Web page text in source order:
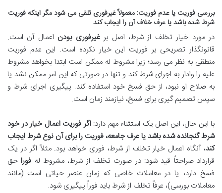
بررسی فوریت یا عدم فوریت: معمولاً غیرفوری تلقی می شود مگر اینکه فوریت
شرط شده باشد یا عرف خلاف آن را ایجاب کند
در مورد خیار تخلف از شرط، اصل برغیرفوری بودن اعمال آن است.
قانونگذار تصریحی بر فوریت این خیار نکرده است. این عدم فوریت
منطقی به نظر می رسد؛ زیرا مشروط له ممکن است ابتدا بخواهد مشروط
علیه را وادار به اجرای شرط کند و تنها در صورتی که این امر ممکن نشد یا
به صلاح او نبود، از حق فسخ خود استفاده کند. پیگیری اجرای شرط و
سپس تصمیم گیری برای فسخ، نیازمند زمان است.
با این حال، این اصل یک استثناء مهم دارد:اگر فوریت اعمال خیار در خود
شرط گنجانده شده باشد یا عرف جامعه، فوریت را برای آن نوع شرط ایجاب
کند، آنگاه اعمال خیار تخلف از شرط، فوری خواهد بود. مثلاً اگر در یک
قرارداد صراحتاً قید شود: در صورت تخلف از شرط، مشروط له فوراحق
فسخ دارد، یا در معاملات خاصی که زمان عنصر حیاتی است (مانند
معاملات بورسی)، عرفاً تخلف از شرط باید فوراً پیگیری شود.